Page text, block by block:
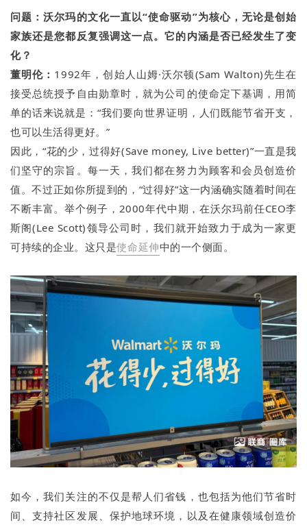
问题：沃尔玛的文化一直以“使命驱动”为核心，无论是创始
家族还是您都反复强调这一点。它的内涵是否已经发生了变
化？
董明伦： 1992年，创始人山姆·沃尔顿(Sam Walton)先生在
接受总统授予自由勋章时，就为公司的使命定下基调，用简
单的话来说就是：“我们要向世界证明，人们既能节省开支，
也可以生活得更好。”
因此，“花的少，过得好(Save money, Live better)”一直是我
们坚守的宗旨。每一天，我们都在努力为顾客和会员创造价
值。不过正如你所提到的，“过得好”这一内涵确实随着时间在
不断丰富。举个例子，2000年代中期，在沃尔玛前任CEO李
斯阁(Lee Scott)领导公司时，我们就开始致力于成为一家更
可持续的企业。这只是使命延伸中的一个侧面。
如今，我们关注的不仅是帮人们省钱，也包括为他们节省时
间、支持社区发展、保护地球环境，以及在健康领域创造价